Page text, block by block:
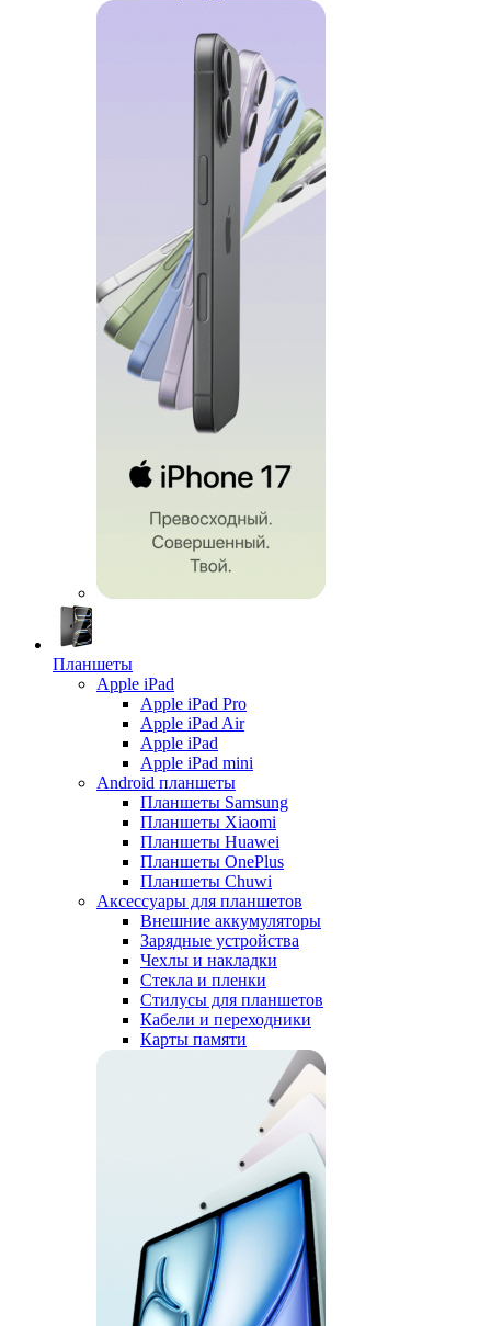
Планшеты
Apple iPad
Apple iPad Pro
Apple iPad Air
Apple iPad
Apple iPad mini
Android планшеты
Планшеты Samsung
Планшеты Xiaomi
Планшеты Huawei
Планшеты OnePlus
Планшеты Chuwi
Аксессуары для планшетов
Внешние аккумуляторы
Зарядные устройства
Чехлы и накладки
Стекла и пленки
Стилусы для планшетов
Кабели и переходники
Карты памяти